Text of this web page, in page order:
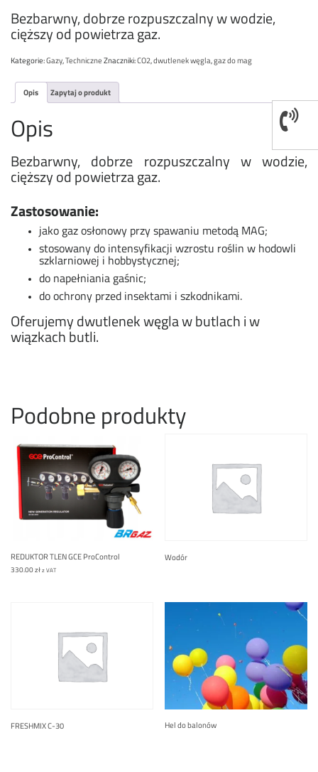
Bezbarwny, dobrze rozpuszczalny w wodzie,
cięższy od powietrza gaz.
Kategorie:Gazy,TechniczneZnaczniki:CO2,dwutlenek węgla,gaz do mag
Opis Zapytaj o produkt
Opis
Bezbarwny, dobrze rozpuszczalny w wodzie,
cięższy od powietrza gaz.
Zastosowanie:
jako gaz osłonowy przy spawaniu metodą MAG;
stosowany do intensyfikacji wzrostu roślin w hodowli
szklarniowej i hobbystycznej;
do napełniania gaśnic;
do ochrony przed insektami i szkodnikami.
Oferujemy dwutlenek węgla w butlach i w
wiązkach butli.
Podobne produkty
REDUKTOR TLEN GCE ProControl
330.00złz VAT
Wodór
FRESHMIX C-30 Hel do balonów